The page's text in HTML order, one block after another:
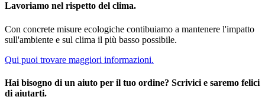
Lavoriamo nel rispetto del clima.
Con concrete misure ecologiche contibuiamo a mantenere l'impatto
sull'ambiente e sul clima il più basso possibile.
Qui puoi trovare maggiori informazioni.
Hai bisogno di un aiuto per il tuo ordine? Scrivici e saremo felici
di aiutarti.